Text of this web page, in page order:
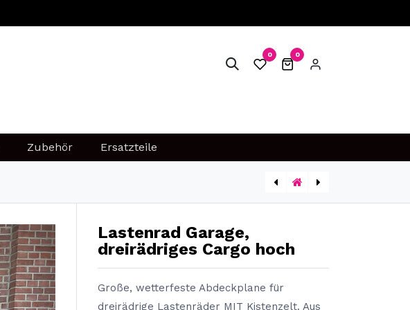
0 0
Zubehör Ersatzteile
Lastenrad Garage,
dreirädriges Cargo hoch
Große, wetterfeste Abdeckplane für
dreirädrige Lastenräder MIT Kistenzelt. Aus